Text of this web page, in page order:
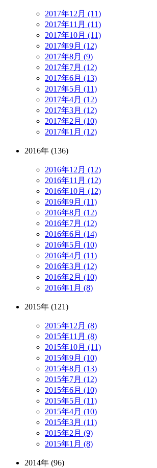
2017年12月 (11)
2017年11月 (11)
2017年10月 (11)
2017年9月 (12)
2017年8月 (9)
2017年7月 (12)
2017年6月 (13)
2017年5月 (11)
2017年4月 (12)
2017年3月 (12)
2017年2月 (10)
2017年1月 (12)
2016年 (136)
2016年12月 (12)
2016年11月 (12)
2016年10月 (12)
2016年9月 (11)
2016年8月 (12)
2016年7月 (12)
2016年6月 (14)
2016年5月 (10)
2016年4月 (11)
2016年3月 (12)
2016年2月 (10)
2016年1月 (8)
2015年 (121)
2015年12月 (8)
2015年11月 (8)
2015年10月 (11)
2015年9月 (10)
2015年8月 (13)
2015年7月 (12)
2015年6月 (10)
2015年5月 (11)
2015年4月 (10)
2015年3月 (11)
2015年2月 (9)
2015年1月 (8)
2014年 (96)